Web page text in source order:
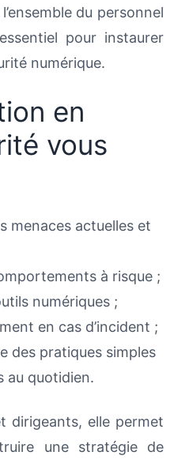
du personnel
pour instaurer
numérique.
en
vous
menaces actuelles et
à risque ;
numériques ;
en cas d’incident ;
des pratiques simples
au quotidien.
dirigeants, elle permet
une stratégie de